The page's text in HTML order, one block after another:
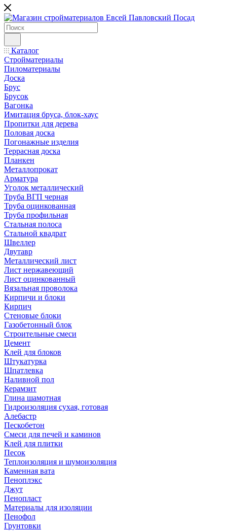
Каталог
Стройматериалы
Пиломатериалы
Доска
Брус
Брусок
Вагонка
Имитация бруса, блок-хаус
Пропитки для дерева
Половая доска
Погонажные изделия
Террасная доска
Планкен
Металлопрокат
Арматура
Уголок металлический
Труба ВГП черная
Труба оцинкованная
Труба профильная
Стальная полоса
Стальной квадрат
Швеллер
Двутавр
Металлический лист
Лист нержавеющий
Лист оцинкованный
Вязальная проволока
Кирпичи и блоки
Кирпич
Стеновые блоки
Газобетонный блок
Строительные смеси
Цемент
Клей для блоков
Штукатурка
Шпатлевка
Наливной пол
Керамзит
Глина шамотная
Гидроизоляция сухая, готовая
Алебастр
Пескобетон
Смеси для печей и каминов
Клей для плитки
Песок
Теплоизоляция и шумоизоляция
Каменная вата
Пеноплэкс
Джут
Пенопласт
Материалы для изоляции
Пенофол
Грунтовки